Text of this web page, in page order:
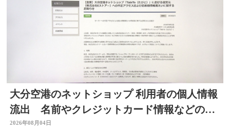
大分空港のネットショップ 利用者の個人情報
流出 名前やクレジットカード情報などの可
能性 大分
2026年08月04日